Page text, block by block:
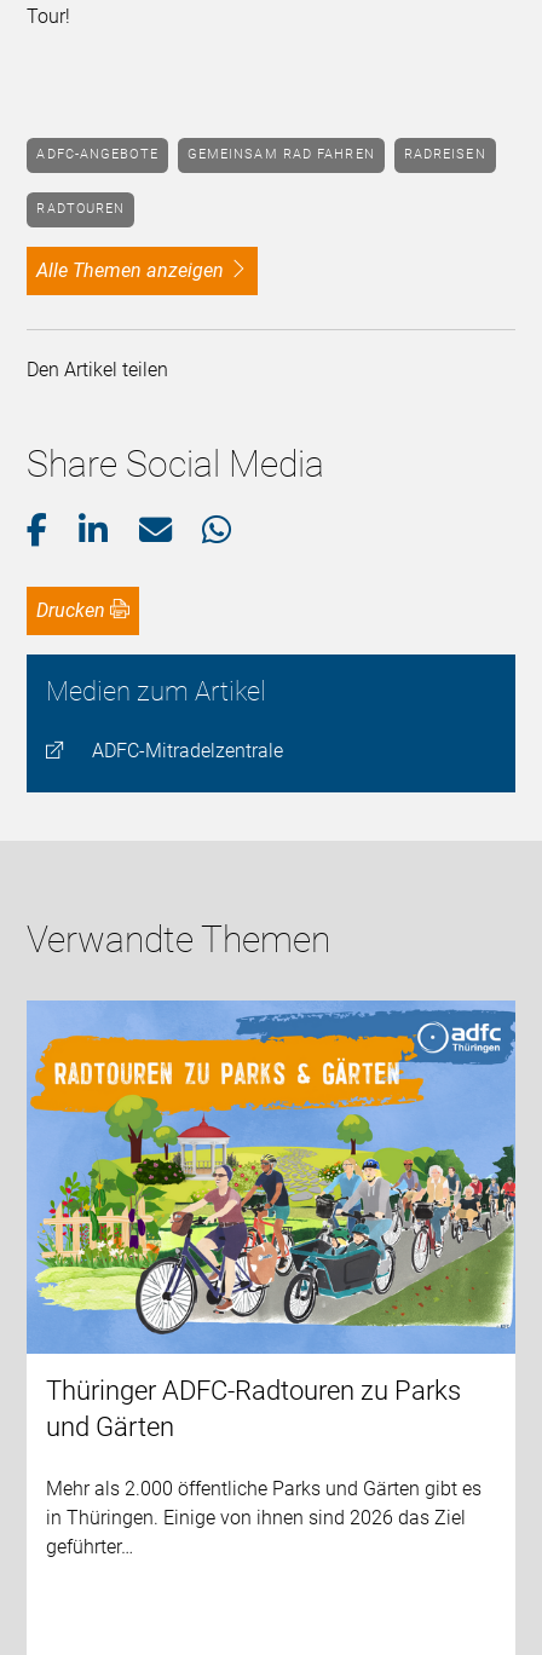
Tour!
ADFC-ANGEBOTE GEMEINSAM RAD FAHREN RADREISEN
RADTOUREN
alle Themen anzeigen
Den Artikel teilen
Share Social Media
Drucken
Medien zum Artikel
ADFC-Mitradelzentrale
Verwandte Themen
Thüringer ADFC-Radtouren zu Parks
und Gärten
Mehr als 2.000 öffentliche Parks und Gärten gibt es
in Thüringen. Einige von ihnen sind 2026 das Ziel
geführter…